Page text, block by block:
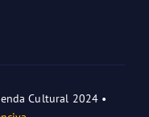
Cultural 2024 •